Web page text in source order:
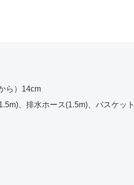
ら）14cm
、排水ホース(1.5m)、バスケッ